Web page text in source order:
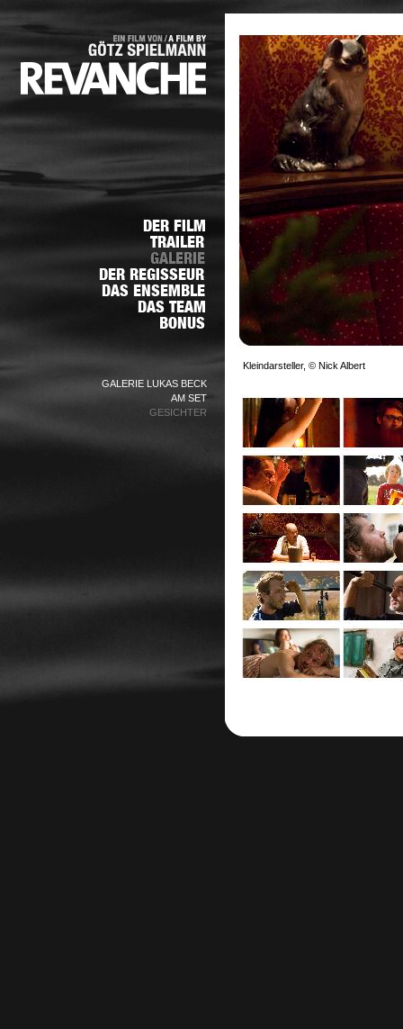
GALERIE LUKAS BECK
AM SET
GESICHTER
Kleindarsteller, © Nick Albert